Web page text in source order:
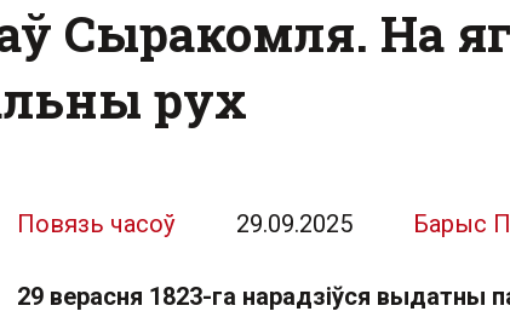
Сыракомля. На
рух
Повязь часоў 29.09.2025 Барыс
29 верасня 1823-га нарадзіўся выдатны